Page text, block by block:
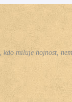
kdo miluje hojnost,